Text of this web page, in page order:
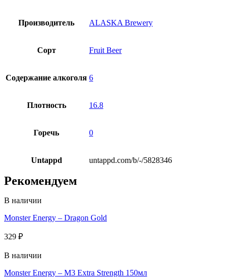
Производитель ALASKA Brewery
Сорт Fruit Beer
Содержание алкоголя 6
Плотность 16.8
Горечь 0
Untappd untappd.com/b/-/5828346
Рекомендуем
В наличии
Monster Energy – Dragon Gold
329 ₽
В наличии
Monster Energy – M3 Extra Strength 150мл